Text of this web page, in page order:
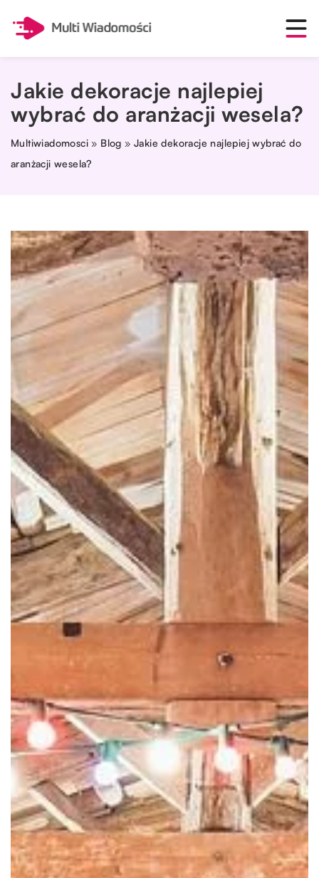
Jakie dekoracje najlepiej
wybrać do aranżacji wesela?
Multiwiadomosci » Blog »Jakie dekoracje najlepiej wybrać do
aranżacji wesela?